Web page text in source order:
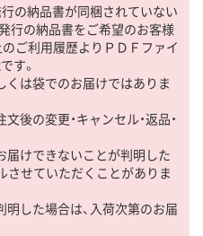
行の納品書が同梱されていない
行の納品書をご希望のお客様
のご利用履歴よりＰＤＦファイ
す。
くは袋でのお届けではありま
後の変更・キャンセル・返品・
届けできないことが判明した
させていただくことがありま
明した場合は、入荷次第のお届